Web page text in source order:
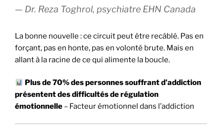
— Dr. Reza Toghrol, psychiatre EHN Canada
La bonne nouvelle : ce circuit peut être recâblé. Pas en
forçant, pas en honte, pas en volonté brute. Mais en
allant à la racine de ce qui alimente la boucle.
Plus de 70% des personnes souffrant d’addiction
présentent des difficultés de régulation
émotionnelle – Facteur émotionnel dans l’addiction